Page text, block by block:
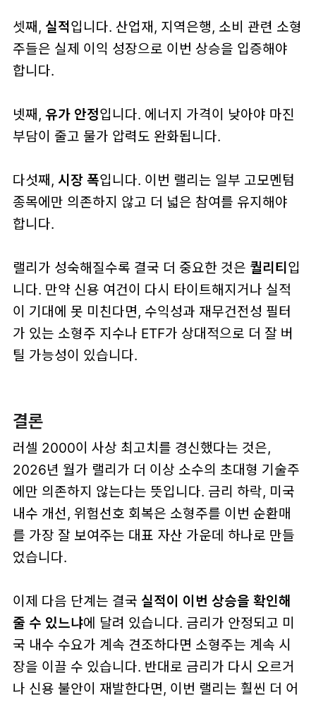
셋째, 실적입니다. 산업재, 지역은행, 소비 관련 소형
주들은 실제 이익 성장으로 이번 상승을 입증해야
합니다.
넷째, 유가 안정입니다. 에너지 가격이 낮아야 마진
부담이 줄고 물가 압력도 완화됩니다.
다섯째, 시장 폭입니다. 이번 랠리는 일부 고모멘텀
종목에만 의존하지 않고 더 넓은 참여를 유지해야
합니다.
랠리가 성숙해질수록 결국 더 중요한 것은 퀄리티 입
니다. 만약 신용 여건이 다시 타이트해지거나 실적
이 기대에 못 미친다면, 수익성과 재무건전성 필터
가 있는 소형주 지수나 ETF가 상대적으로 더 잘 버
틸 가능성이 있습니다.
결론
러셀 2000이 사상 최고치를 경신했다는 것은,
2026년 월가 랠리가 더 이상 소수의 초대형 기술주
에만 의존하지 않는다는 뜻입니다. 금리 하락, 미국
내수 개선, 위험선호 회복은 소형주를 이번 순환매
를 가장 잘 보여주는 대표 자산 가운데 하나로 만들
었습니다.
이제 다음 단계는 결국 실적이 이번 상승을 확인해
줄 수 있느냐에 달려 있습니다. 금리가 안정되고 미
국 내수 수요가 계속 견조하다면 소형주는 계속 시
장을 이끌 수 있습니다. 반대로 금리가 다시 오르거
나 신용 불안이 재발한다면, 이번 랠리는 훨씬 더 어